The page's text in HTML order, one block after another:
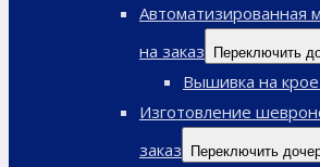
Автоматизированная
на заказ
Переключить
Вышивка на
Изготовление
заказ
Переключить